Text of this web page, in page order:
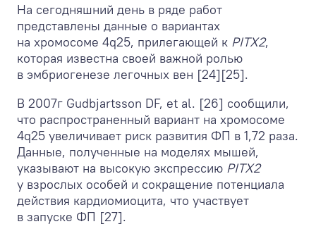
На сегодняшний день в ряде работ
представлены данные о вариантах
на хромосоме 4q25, прилегающей к PITX2,
которая известна своей важной ролью
в эмбриогенезе легочных вен [24][25].
В 2007г Gudbjartsson DF, et al. [26] сообщили,
что распространенный вариант на хромосоме
4q25 увеличивает риск развития ФП в 1,72 раза.
Данные, полученные на моделях мышей,
указывают на высокую экспрессию PITX2
у взрослых особей и сокращение потенциала
действия кардиомиоцита, что участвует
в запуске ФП [27].